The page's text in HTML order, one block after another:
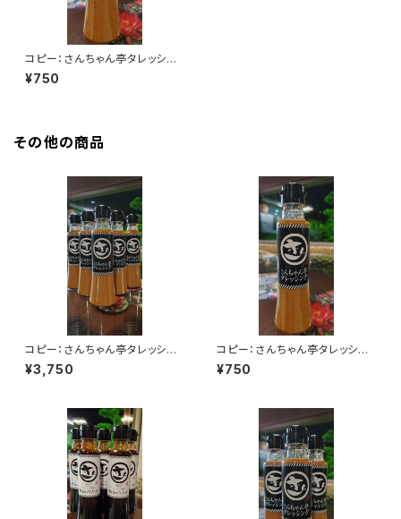
コピー：さんちゃん亭タレッシン
グ 1本
¥750
その他の商品
コピー：さんちゃん亭タレッシン
グ 5本
¥3,750
コピー：さんちゃん亭タレッシン
グ 1本
¥750